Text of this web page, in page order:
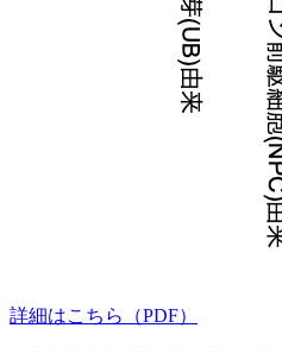
詳細はこちら（PDF）